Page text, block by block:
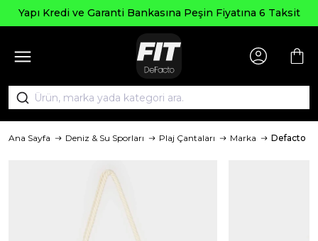
Yapı Kredi ve Garanti Bankasına Peşin Fiyatına 6 Taksit
Ana Sayfa Deniz & Su Sporları Plaj Çantaları Marka Defacto